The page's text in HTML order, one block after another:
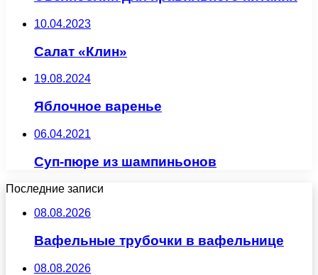
10.04.2023
Салат «Клин»
19.08.2024
Яблочное варенье
06.04.2021
Суп-пюре из шампиньонов
Последние записи
08.08.2026
Вафельные трубочки в вафельнице
08.08.2026